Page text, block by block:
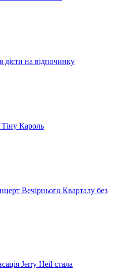
дієти на відпочинку
Тіну Кароль
Вечірнього Кварталу без
Jerry Heil стала